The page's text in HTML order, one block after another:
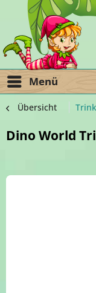
Menü
Übersicht
Dino World